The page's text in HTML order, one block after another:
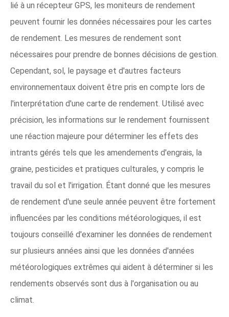
lié à un récepteur GPS, les moniteurs de rendement
peuvent fournir les données nécessaires pour les cartes
de rendement. Les mesures de rendement sont
nécessaires pour prendre de bonnes décisions de gestion.
Cependant, sol, le paysage et d'autres facteurs
environnementaux doivent être pris en compte lors de
l'interprétation d'une carte de rendement. Utilisé avec
précision, les informations sur le rendement fournissent
une réaction majeure pour déterminer les effets des
intrants gérés tels que les amendements d'engrais, la
graine, pesticides et pratiques culturales, y compris le
travail du sol et l'irrigation. Étant donné que les mesures
de rendement d'une seule année peuvent être fortement
influencées par les conditions météorologiques, il est
toujours conseillé d'examiner les données de rendement
sur plusieurs années ainsi que les données d'années
météorologiques extrêmes qui aident à déterminer si les
rendements observés sont dus à l'organisation ou au
climat.